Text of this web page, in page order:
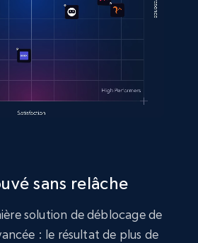
sans relâche
solution de déblocage de
: le résultat de plus de